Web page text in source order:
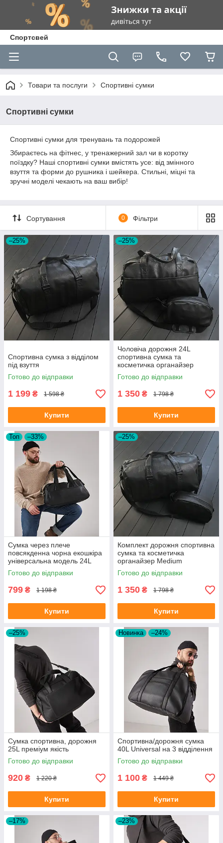
Спортсвей
Товари та послуги Спортивні сумки
Спортивні сумки
Спортивні сумки для тренувань та подорожей
Збираєтесь на фітнес, у тренажерний зал чи в коротку
поїздку? Наші спортивні сумки вмістять усе: від змінного
взуття та форми до рушника і шейкера. Стильні, міцні та
зручні моделі чекають на ваш вибір!
Сортування 0 Фільтри
–25%
Спортивна сумка з відділом
під взуття
Готово до відправки
1 199 ₴ 1 598 ₴
Купити
–25%
Чоловіча дорожня 24L
спортивна сумка та
косметичка органайзер
Готово до відправки
1 350 ₴ 1 798 ₴
Купити
Топ –33%
Сумка через плече
повсякденна чорна екошкіра
універсальна модель 24L
Black на 2 відділення
Готово до відправки
799 ₴ 1 198 ₴
Купити
–25%
Комплект дорожня спортивна
сумка та косметичка
органайзер Medium
Готово до відправки
1 350 ₴ 1 798 ₴
Купити
–25%
Сумка спортивна, дорожня
25L преміум якість
Готово до відправки
920 ₴ 1 220 ₴
Купити
Новинка –24%
Спортивна/дорожня сумка
40L Universal на 3 відділення
Готово до відправки
1 100 ₴ 1 449 ₴
Купити
–17% –23%